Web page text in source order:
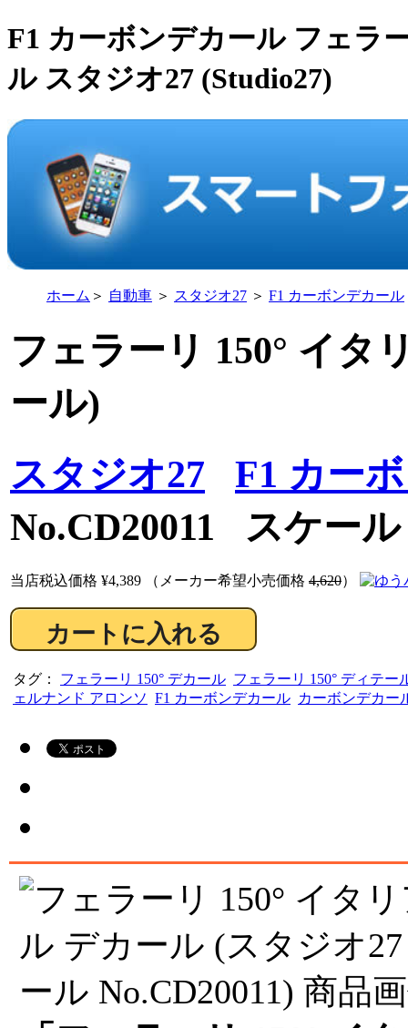
F1 カーボンデカール フェラ
ル スタジオ27 (Studio27)
ホーム ＞ 自動車 ＞ スタジオ27 ＞ F1 カーボンデカール
フェラーリ 150° イタ
ール)
スタジオ27
F1 カー
No.CD20011 スケール
当店税込価格 ¥4,389 （メーカー希望小売価格 4,620）
タグ： フェラーリ 150° デカール フェラーリ 150° ディテー
ェルナンド アロンソ F1 カーボンデカール カーボンデカー